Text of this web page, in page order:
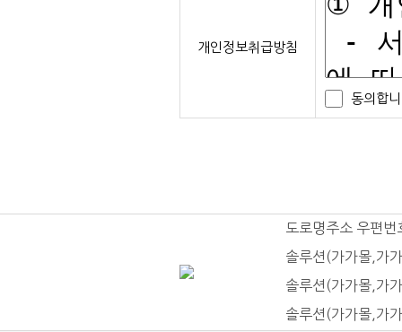
개인정보취급방침
동의합
도로명주소 우편
솔루션(가가몰,가
솔루션(가가몰,가
솔루션(가가몰,가